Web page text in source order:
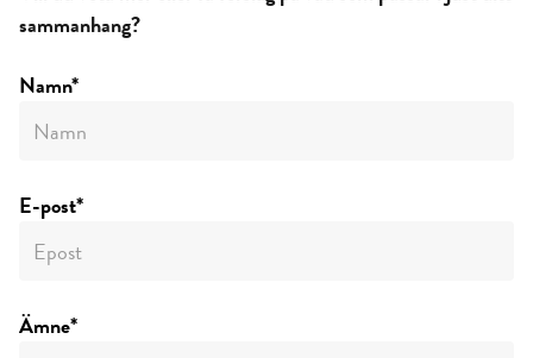
sammanhang?
Namn*
E-post*
Ämne*